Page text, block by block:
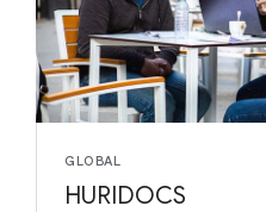
GLOBAL
HURIDOCS